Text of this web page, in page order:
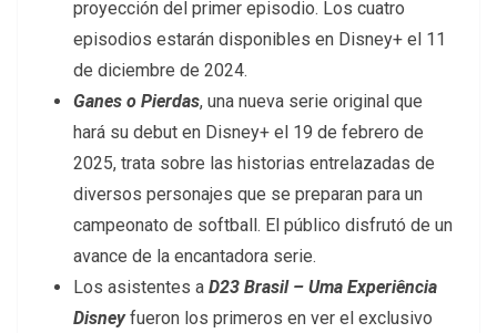
proyección del primer episodio. Los cuatro
episodios estarán disponibles en Disney+ el 11
de diciembre de 2024.
Ganes o Pierdas, una nueva serie original que
hará su debut en Disney+ el 19 de febrero de
2025, trata sobre las historias entrelazadas de
diversos personajes que se preparan para un
campeonato de softball. El público disfrutó de un
avance de la encantadora serie.
Los asistentes a D23 Brasil – Uma Experiência
Disneyfueron los primeros en ver el exclusivo